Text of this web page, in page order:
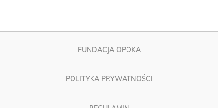
FUNDACJA OPOKA
POLITYKA PRYWATNOŚCI